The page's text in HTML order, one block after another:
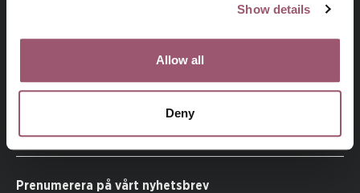
Show details
Allow all
Deny
På uppdrag av regeringen arbetar
Jämställdhetsmyndigheten för att kvinnor och män, flickor
Prenumerera på vårt nyhetsbrev